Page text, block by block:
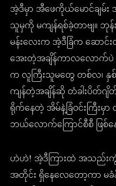
အဲ့ဒီမှာ အီဖေကိုယ်မောင်ချမ်
သူမှကို မကျန်ရစ်ခဲ့တာဗျ။
မန်းလေးက အဲ့ဒီခြံက ဆောင်
အေးတဲ့အချိန်ကာလလောက်ပဲ
က လူကြီးသူမတွေ တစ်လ၊
ကျန်တဲ့အချိန်ဆို တံခါးပိတ်ဂ
ရိုက်နေတဲ့ အိမ်နဲ့ခြံဝင်းကြီး
ဘယ်လောက်ကြောင်စီစီ ဖြစ်
ဟဲဟဲ! အဲ့ဒီကြားထဲ အသည်း
အတိုင်း ရှိနေလေတော့ကာ မခံ